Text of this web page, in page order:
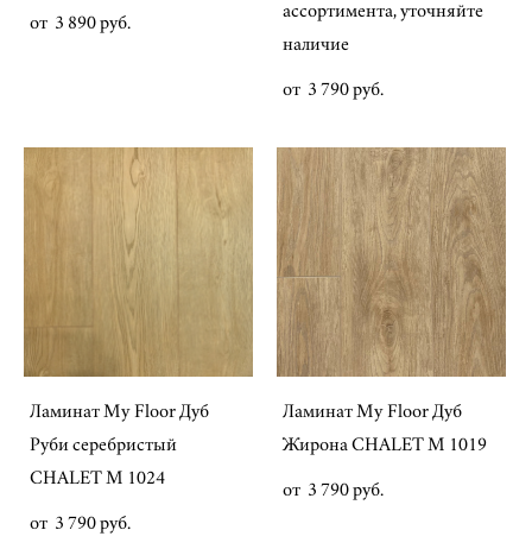
от 3 890 pуб.
ассортимента, уточняйте
наличие
от 3 790 pуб.
Ламинат My Floor Дуб
Руби серебристый
CHALET M 1024
от 3 790 pуб.
Ламинат My Floor Дуб
Жирона CHALET M 1019
от 3 790 pуб.